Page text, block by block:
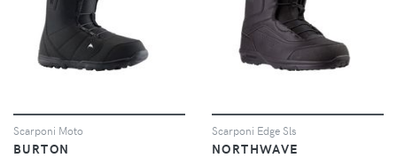
Scarponi Moto
BURTON
Scarponi Edge Sls
NORTHWAVE